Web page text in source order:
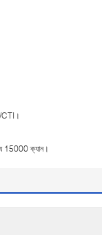
CTI।
15000 ক্যান।